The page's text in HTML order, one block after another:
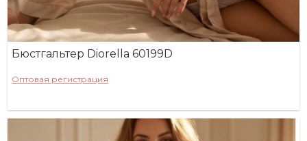
Бюстгальтер Diorella 60199D
Оптовая регистрация